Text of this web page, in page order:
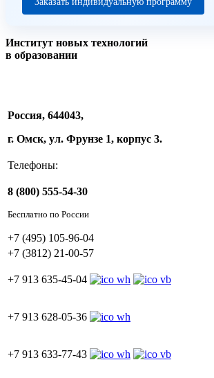
Институт новых технологий
в образовании
Россия, 644043,
г. Омск, ул. Фрунзе 1, корпус 3.
Телефоны:
8 (800) 555-54-30
Бесплатно по России
+7 (495) 105-96-04
+7 (3812) 21-00-57
+7 913 635-45-04
+7 913 628-05-36
+7 913 633-77-43